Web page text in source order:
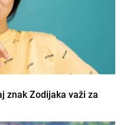
znak Zodijaka važi za